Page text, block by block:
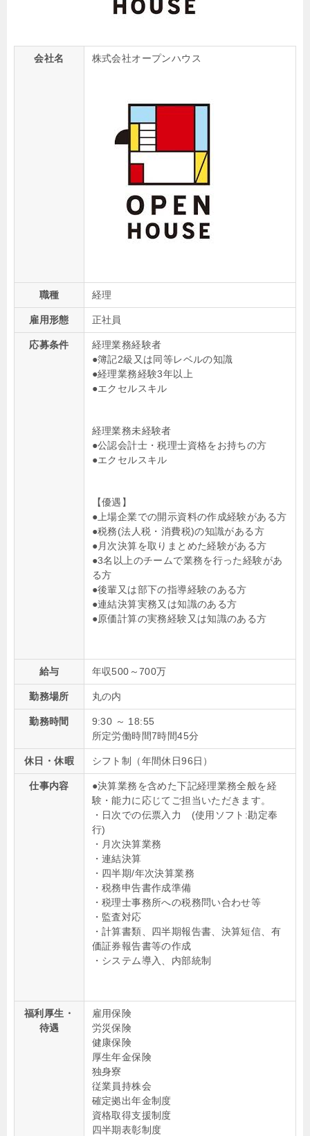
会社名 株式会社オープンハウス
職種 経理
雇用形態 正社員
応募条件
経理業務経験者
●簿記2級又は同等レベルの知識
●経理業務経験3年以上
●エクセルスキル
経理業務未経験者
●公認会計士・税理士資格をお持ちの方
●エクセルスキル
【優遇】
●上場企業での開示資料の作成経験がある方
●税務(法人税・消費税)の知識がある方
●月次決算を取りまとめた経験がある方
●3名以上のチームで業務を行った経験があ
る方
●後輩又は部下の指導経験のある方
●連結決算実務又は知識のある方
●原価計算の実務経験又は知識のある方
給与 年収500～700万
勤務場所 丸の内
勤務時間
9:30 ～ 18:55
所定労働時間7時間45分
休日・休暇 シフト制（年間休日96日）
仕事内容
●決算業務を含めた下記経理業務全般を経
験・能力に応じてご担当いただきます。
・日次での伝票入力 (使用ソフト:勘定奉
行)
・月次決算業務
・連結決算
・四半期/年次決算業務
・税務申告書作成準備
・税理士事務所への税務問い合わせ等
・監査対応
・計算書類、四半期報告書、決算短信、有
価証券報告書等の作成
・システム導入、内部統制
福利厚生・
待遇
雇用保険
労災保険
健康保険
厚生年金保険
独身寮
従業員持株会
確定拠出年金制度
資格取得支援制度
四半期表彰制度